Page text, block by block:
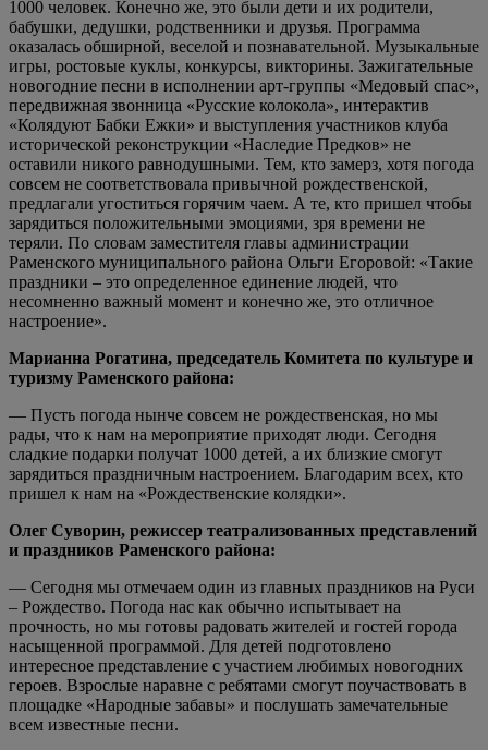
1000 человек. Конечно же, это были дети и их родители,
бабушки, дедушки, родственники и друзья. Программа
оказалась обширной, веселой и познавательной. Музыкальные
игры, ростовые куклы, конкурсы, викторины. Зажигательные
новогодние песни в исполнении арт-группы «Медовый спас»,
передвижная звонница «Русские колокола», интерактив
«Колядуют Бабки Ежки» и выступления участников клуба
исторической реконструкции «Наследие Предков» не
оставили никого равнодушными. Тем, кто замерз, хотя погода
совсем не соответствовала привычной рождественской,
предлагали угоститься горячим чаем. А те, кто пришел чтобы
зарядиться положительными эмоциями, зря времени не
теряли. По словам заместителя главы администрации
Раменского муниципального района Ольги Егоровой: «Такие
праздники – это определенное единение людей, что
несомненно важный момент и конечно же, это отличное
настроение».
Марианна Рогатина, председатель Комитета по культуре и
туризму Раменского района:
— Пусть погода нынче совсем не рождественская, но мы
рады, что к нам на мероприятие приходят люди. Сегодня
сладкие подарки получат 1000 детей, а их близкие смогут
зарядиться праздничным настроением. Благодарим всех, кто
пришел к нам на «Рождественские колядки».
Олег Суворин, режиссер театрализованных представлений
и праздников Раменского района:
— Сегодня мы отмечаем один из главных праздников на Руси
– Рождество. Погода нас как обычно испытывает на
прочность, но мы готовы радовать жителей и гостей города
насыщенной программой. Для детей подготовлено
интересное представление с участием любимых новогодних
героев. Взрослые наравне с ребятами смогут поучаствовать в
площадке «Народные забавы» и послушать замечательные
всем известные песни.